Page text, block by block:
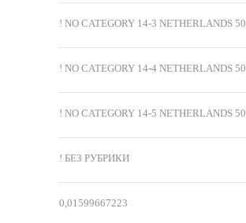
! NO CATEGORY 14-3 NETHERLANDS 50
! NO CATEGORY 14-4 NETHERLANDS 50
! NO CATEGORY 14-5 NETHERLANDS 50
! БЕЗ РУБРИКИ
0,01599667223